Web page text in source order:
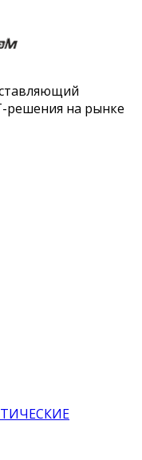
решения на рынке